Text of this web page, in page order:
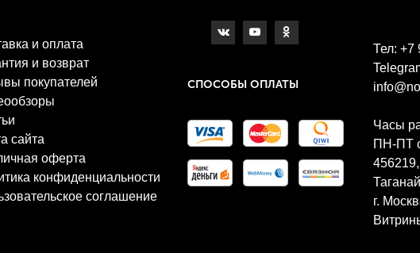
и оплата
и возврат
покупателей
сайта
оферта
конфиденциальности
соглашение
СПОСОБЫ ОПЛАТЫ
Тел: +7
Часы
ПН-ПТ
456219,
г.